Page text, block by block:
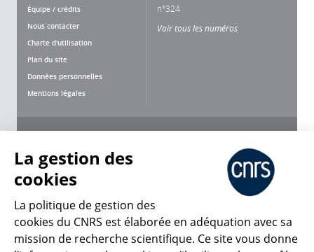
Équipe / crédits
Nous contacter
Charte d'utilisation
Plan du site
Données personnelles
Mentions légales
n°324
Voir tous les numéros
CNRS Le Mag
La gestion des
cookies
La politique de gestion des
cookies du CNRS est élaborée en adéquation avec sa
mission de recherche scientifique. Ce site vous donne